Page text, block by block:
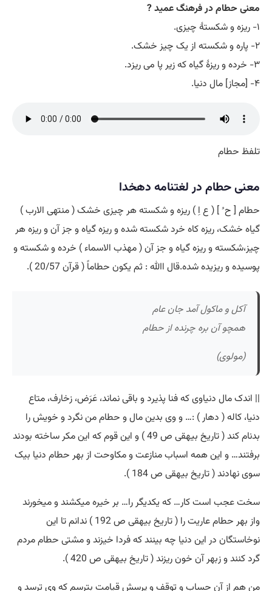
معنی حطام در فرهنگ عمید ?
۱- ریزه و شکستۀ چیزی.
۲- پاره و شکسته از یک چیز خشک.
۳- خرده و ریزۀ گیاه که زیر پا می ریزد.
۴- [مجاز] مال دنیا.
تلفظ حطام
معنی حطام در لغتنامه دهخدا
حطام [ ح ُ ] ( ع اِ ) ریزه و شکسته هر چیزی خشک ( منتهی الارب )
گیاه خشک، ریزه کاه خرد شکسته شده و ریزه گیاه و جز آن و ریزه هر
چیز،شکسته و ریزه گیاه و جز آن ( مهذب الاسماء ) خرده و شکسته و
پوسیده و ریزیده شده.قال اﷲ : ثم یکون حطاماً ( قرآن 20/57 ).
آکل و ماکول آمد جان عام
همچو آن بره چرنده از حطام
(مولوی)
|| اندک مال دنیاوی که فنا پذیرد و باقی نماند، عَرَض، زخارف، متاع
دنیا، کاله ( دهار ) :… و وی بدین مال و حطام من نگرد و خویش را
بدنام کند ( تاریخ بیهقی ص 49 ) و این قوم که این مکر ساخته بودند
برفتند… و این همه اسباب منازعت و مکاوحت از بهر حطام دنیا بیک
سوی نهادند ( تاریخ بیهقی ص 184 ).
سخت عجب است کار… که یکدیگر را… بر خیره میکشند و میخورند
واز بهر حطام عاریت را ( تاریخ بیهقی ص 192 ) ندانم تا این
نوخاستگان در این دنیا چه بینند که فردا خیزند و مشتی حطام مردم
گرد کنند و زبهر آن خون ریزند ( تاریخ بیهقی ص 420 ).
من هم از آن حساب و توقف و پرسش قیامت بترسم که وی ترسد و